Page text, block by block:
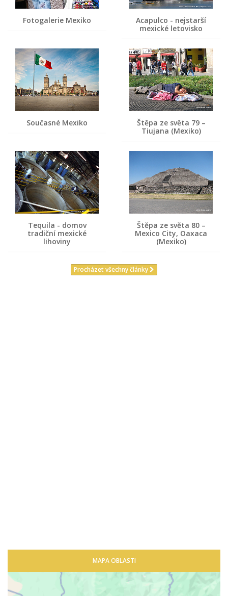
Fotogalerie Mexiko
Acapulco - nejstarší
mexické letovisko
Současné Mexiko
Štěpa ze světa 79 –
Tiujana (Mexiko)
Tequila - domov
tradiční mexické
lihoviny
Štěpa ze světa 80 –
Mexico City, Oaxaca
(Mexiko)
Procházet všechny články
MAPA OBLASTI